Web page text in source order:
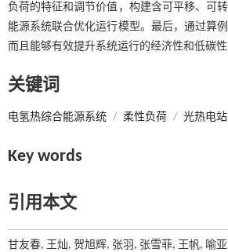
负荷的特征和调节价值，构建含可平移、可
能源系统联合优化运行模型。最后，通过算
而且能够有效提升系统运行的经济性和低碳性
关键词
电氢热综合能源系统 / 柔性负荷 / 光热电站
Key words
引用本文
甘友春, 王灿, 贺旭辉, 张羽, 张雪菲, 王帆, 喻